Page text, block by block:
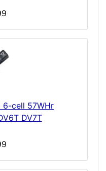
6-cell 57WHr
DV7T